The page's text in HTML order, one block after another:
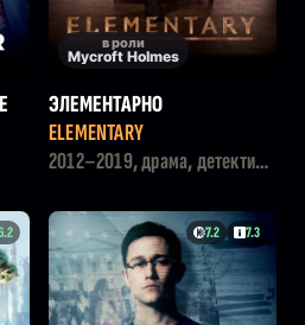
в роли
Mycroft Holmes
ЭЛЕМЕНТАРНО
ELEMENTARY
2012–2019, драма, детектив,
7.2 7.3